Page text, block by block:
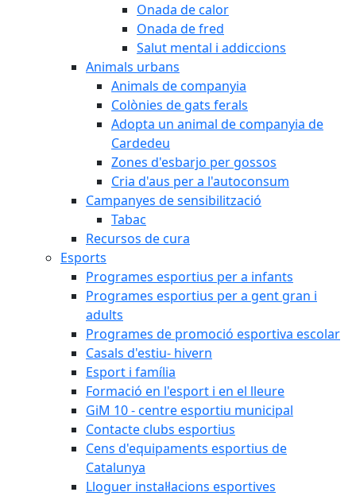
Onada de calor
Onada de fred
Salut mental i addiccions
Animals urbans
Animals de companyia
Colònies de gats ferals
Adopta un animal de companyia de
Cardedeu
Zones d'esbarjo per gossos
Cria d'aus per a l'autoconsum
Campanyes de sensibilització
Tabac
Recursos de cura
Esports
Programes esportius per a infants
Programes esportius per a gent gran i
adults
Programes de promoció esportiva escolar
Casals d'estiu- hivern
Esport i família
Formació en l'esport i en el lleure
GiM 10 - centre esportiu municipal
Contacte clubs esportius
Cens d'equipaments esportius de
Catalunya
Lloguer instal·lacions esportives